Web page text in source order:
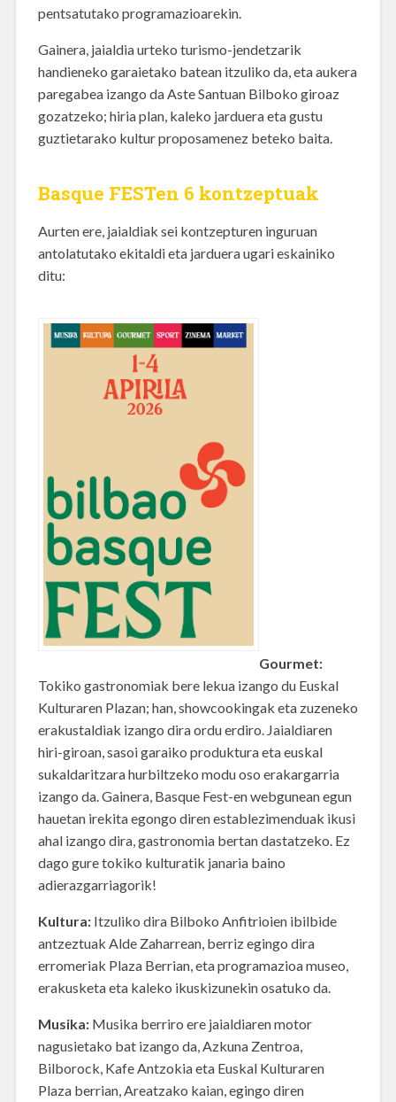
pentsatutako programazioarekin.
Gainera, jaialdia urteko turismo-jendetzarik
handieneko garaietako batean itzuliko da, eta aukera
paregabea izango da Aste Santuan Bilboko giroaz
gozatzeko; hiria plan, kaleko jarduera eta gustu
guztietarako kultur proposamenez beteko baita.
Basque FESTen 6 kontzeptuak
Aurten ere, jaialdiak sei kontzepturen inguruan
antolatutako ekitaldi eta jarduera ugari eskainiko
ditu:
Gourmet:
Tokiko gastronomiak bere lekua izango du Euskal
Kulturaren Plazan; han, showcookingak eta zuzeneko
erakustaldiak izango dira ordu erdiro. Jaialdiaren
hiri-giroan, sasoi garaiko produktura eta euskal
sukaldaritzara hurbiltzeko modu oso erakargarria
izango da. Gainera, Basque Fest-en webgunean egun
hauetan irekita egongo diren establezimenduak ikusi
ahal izango dira, gastronomia bertan dastatzeko. Ez
dago gure tokiko kulturatik janaria baino
adierazgarriagorik!
Kultura:Itzuliko dira Bilboko Anfitrioien ibilbide
antzeztuak Alde Zaharrean, berriz egingo dira
erromeriak Plaza Berrian, eta programazioa museo,
erakusketa eta kaleko ikuskizunekin osatuko da.
Musika:Musika berriro ere jaialdiaren motor
nagusietako bat izango da, Azkuna Zentroa,
Bilborock, Kafe Antzokia eta Euskal Kulturaren
Plaza berrian, Areatzako kaian, egingo diren